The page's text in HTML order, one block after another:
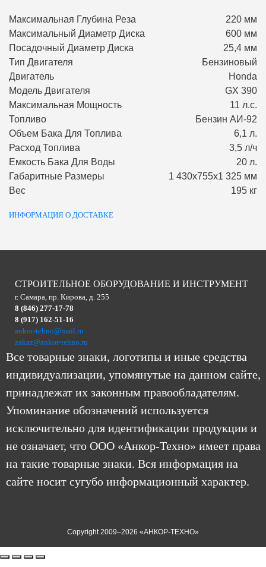
Максимальная Глубина Реза
220 мм
Максимальный Диаметр Диска
600 мм
Посадочный Диаметр Диска
25,4 мм
Тип Двигателя
Бензиновый
Двигатель
Honda
Модель Двигателя
GX 390
Максимальная Мощность
11 л.с.
Топливо
Бензин АИ-92
Объем Бака Для Топлива
6,1 л.
Расход Топлива
3,5 л/ч
Емкость Бака Для Воды
20 л.
Габаритные Размеры
1 430х755х1 325 мм
Вес
195 кг
ИНФОРМАЦИЯ О ДОСТАВКЕ
СТРОИТЕЛЬНОЕ ОБОРУДОВАНИЕ И ИНСТРУМЕНТ
г. Самара, пр. Кирова, д. 255
8 (846) 277-17-78
8 (917) 162-51-16
ankor-tehno@mail.ru
zakaz@ankor-tehno.ru
Все товарные знаки, логотипы и иные средства
индивидуализации, упомянутые на данном сайте,
принадлежат их законным правообладателям.
Упоминание обозначений используется
исключительно для идентификации продукции и
не означает, что ООО «Анкор-Техно» имеет права
на такие товарные знаки. Вся информация на
сайте носит сугубо информационный характер.
Copyright 2009–2026 «АНКОР-ТЕХНО»